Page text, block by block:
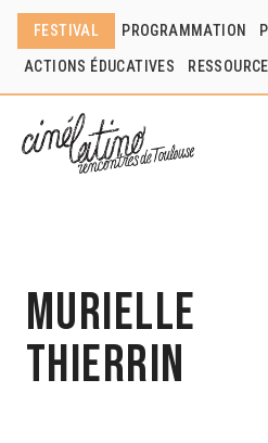
FESTIVAL PROGRAMMATION
ACTIONS ÉDUCATIVES
Murielle
Thierrin